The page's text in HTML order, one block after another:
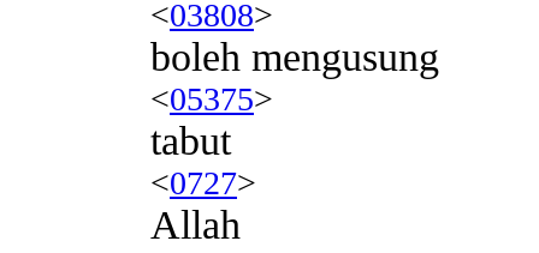
<03808>
boleh mengusung
<05375>
tabut
<0727>
Allah